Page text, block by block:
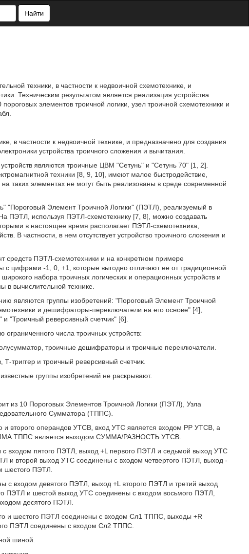
Найти
техники, в частности к недвоичной схемотехнике, и
Техническим результатом является реализация устройства
элементов троичной логики, узел троичной схемотехники и
в частности к недвоичной технике, и предназначено для создания
устройства троичного сложения и вычитания.
являются троичные ЦВМ "Сетунь" и "Сетунь 70" [1, 2].
техники [8, 9, 10], имеют малое быстродействие,
таких элементах не могут быть реализованы в среде современной
"Пороговый Элемент Троичной Логики" (ПЭТЛ), реализуемый в
ПЭТЛ, используя ПЭТЛ-схемотехнику [7, 8], можно создавать
в настоящее время располагает ПЭТЛ-схемотехника,
В частности, в нем отсутствует устройство троичного сложения и
средств ПЭТЛ-схемотехники и на конкретном примере
с цифрами -1, 0, +1, которые выгодно отличают ее от традиционной
набора троичных логических и операционных устройств и
в вычислительной технике.
являются группы изобретений: "Пороговый Элемент Троичной
и дешифраторы-переключатели на его основе" [4],
"Троичный реверсивный счетчик" [6].
числа троичных устройств:
троичные дешифраторы и троичные переключатели.
триггер и троичный реверсивный счетчик.
группы изобретений не раскрывают.
из 10 Пороговых Элементов Троичной Логики (ПЭТЛ), Узла
Сумматора (ТППС).
и второго операндов УТСВ, вход УТС является входом РР УТСВ, а
ТППС является выходом СУММА/РАЗНОСТЬ УТСВ.
входом пятого ПЭТЛ, выход +L первого ПЭТЛ и седьмой выход УТС
и второй выход УТС соединены с входом четвертого ПЭТЛ, выход -
шестого ПЭТЛ.
с входом девятого ПЭТЛ, выход +L второго ПЭТЛ и третий выход
ПЭТЛ и шестой выход УТС соединены с входом восьмого ПЭТЛ,
десятого ПЭТЛ.
и шестого ПЭТЛ соединены с входом Сл1 ТППС, выходы +R
ПЭТЛ соединены с входом Сл2 ТППС.
шиной.